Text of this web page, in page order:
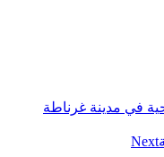
في مدينة غرناطة
Next